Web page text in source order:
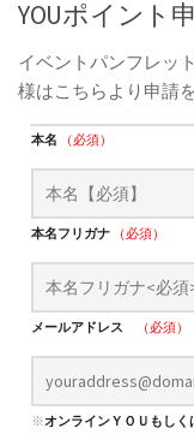
YOUポイント
イベントパンフレッ
様はこちらより申請
本名 （必須）
本名フリガナ （必須）
メールアドレス （必須）
※オンラインＹＯＵもし